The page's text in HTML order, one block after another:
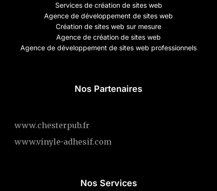
Services de création de sites web
Agence de développement de sites web
Création de sites web sur mesure
Agence de création de sites web
Agence de développement de sites web professionnels
Nos Partenaires
www.chesterpub.fr
www.vinyle-adhesif.com
Nos Services